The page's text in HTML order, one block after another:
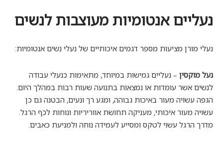
נעליים אנטומיות מעוצבות לנשים
נעלי מורן מציעות מספר דגמים איכותיים של נעלי נשים אנטומיות:
נעל מוקסין – נעליים גמישות במיוחד, מתאימות כנעלי עבודה
לנשים אשר עומדות או נמצאות בתנועה שעות רבות במהלך היום.
הגפה עשויה מעור באיכות גבוהה, ומגע רך ונעים, הבטנה גם כן
עשויה מעור איכותי, מעניקה תחושת אווריריות ונוחות לכף הרגל.
מדרך הרגל עשוי לטקס ומסייע לעמידה נוחה ולמניעת כאבים.